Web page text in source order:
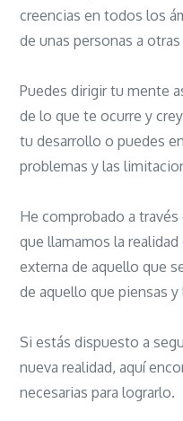
creencias en todos los
de unas personas a
Puedes dirigir tu mente
de lo que te ocurre y
tu desarrollo o puedes
problemas y las
He comprobado a
que llamamos la
externa de aquello que
de aquello que piensas
Si estás dispuesto a
nueva realidad, aquí
necesarias para lograrlo.